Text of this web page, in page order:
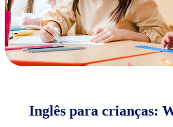
Inglês para crianças: